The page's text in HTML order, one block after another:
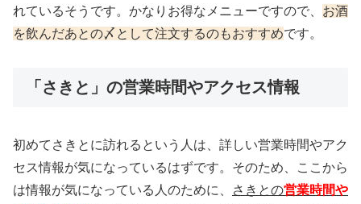
れているそうです。かなりお得なメニューですので、 お酒
を飲んだあとの〆として注文するのもおすすめです。
「さきと」の営業時間やアクセス情報
初めてさきとに訪れるという人は、詳しい営業時間やアク
セス情報が気になっているはずです。そのため、ここから
は情報が気になっている人のために、
さきとの営業時間や